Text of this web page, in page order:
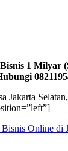
1 Milyar
Jakarta
Online di